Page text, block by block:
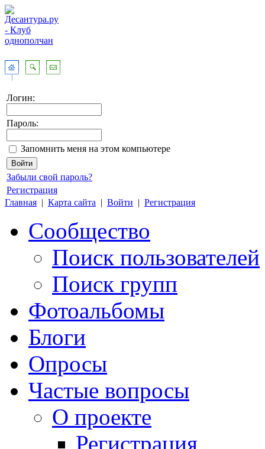
Логин:
Пароль:
Запомнить меня на этом компьютере
Забыли свой пароль?
Регистрация
Главная | Карта сайта | Войти | Регистрация
Сообщество
Поиск пользователей
Поиск групп
Фотоальбомы
Блоги
Опросы
Частые вопросы
О проекте
Регистрация